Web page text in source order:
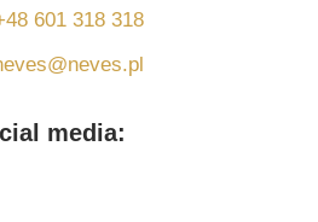
601 318 318
media: